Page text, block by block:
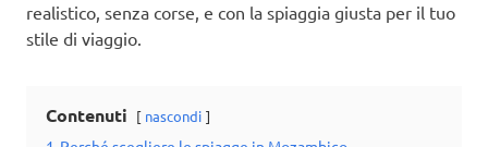
realistico, senza corse, e con la spiaggia giusta per il tuo
stile di viaggio.
Contenuti nascondi